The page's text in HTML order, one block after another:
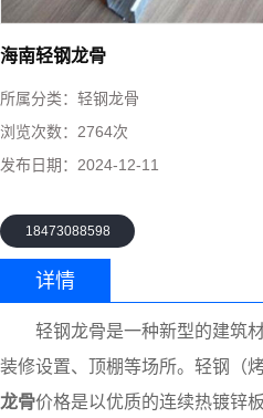
海南轻钢龙骨
所属分类： 轻钢龙骨
浏览次数： 2764次
发布日期： 2024-12-11
18473088598
详情
轻钢龙骨是一种新型的建筑
装修设置、顶棚等场所。轻钢（
龙骨价格是以优质的连续热镀锌